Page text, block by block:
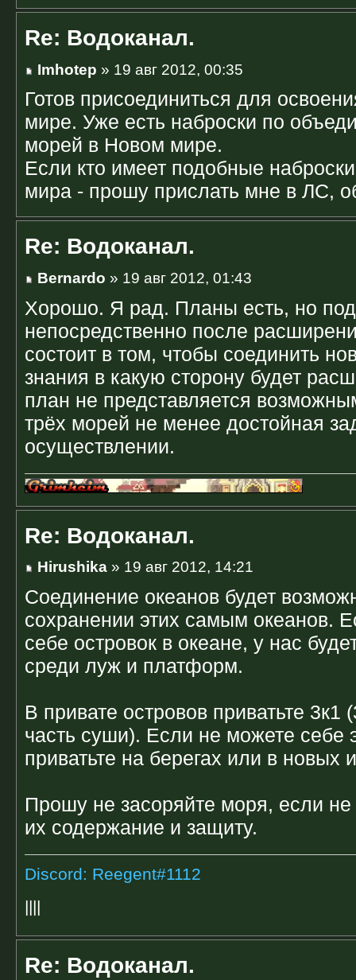
Re: Водоканал.
Imhotep » 19 авг 2012, 00:35
Готов присоединиться для
мире. Уже есть наброски по
морей в Новом мире.
Если кто имеет подобные
мира - прошу прислать мне в ЛС,
Re: Водоканал.
Bernardo » 19 авг 2012, 01:43
Хорошо. Я рад. Планы есть, но
непосредственно после
состоит в том, чтобы соединить
знания в какую сторону будет
план не представляется
трёх морей не менее достойная
осуществлении.
Re: Водоканал.
Hirushika » 19 авг 2012, 14:21
Соединение океанов будет
сохранении этих самым океанов.
себе островок в океане, у нас
среди луж и платформ.
В привате островов приватьте 3к1
часть суши). Если не можете себе
приватьте на берегах или в новых
Прошу не засоряйте моря, если
их содержание и защиту.
Discord: Reegent#1112
||||
Re: Водоканал.